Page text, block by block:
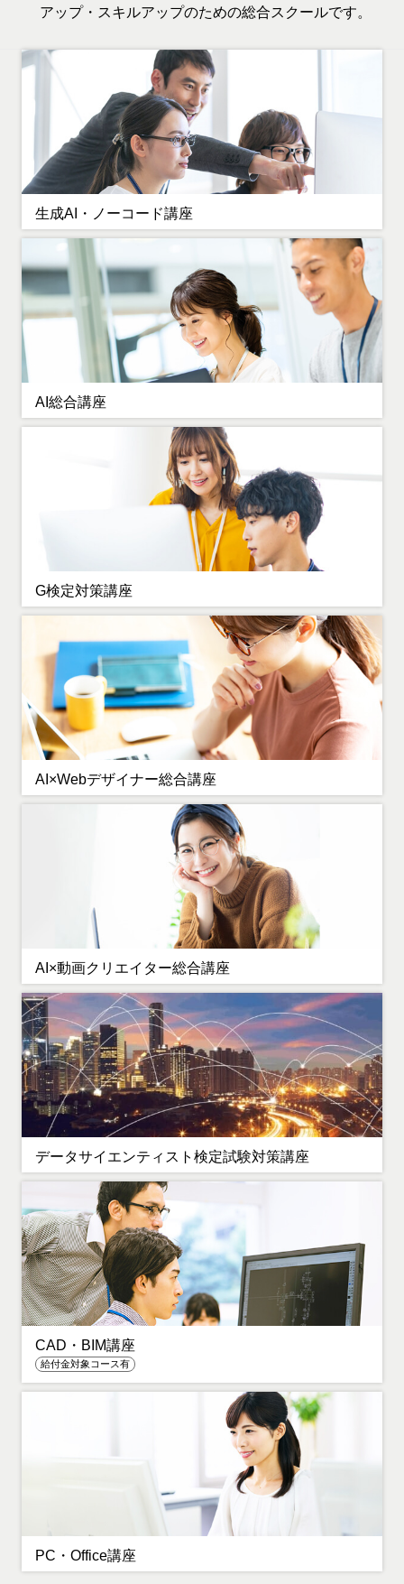
アップ・スキルアップのための総合スクールです。
生成AI・ノーコード講座
AI総合講座
G検定対策講座
AI×Webデザイナー総合講座
AI×動画クリエイター総合講座
データサイエンティスト検定試験対策講座
CAD・BIM講座
給付金対象コース有
PC・Office講座